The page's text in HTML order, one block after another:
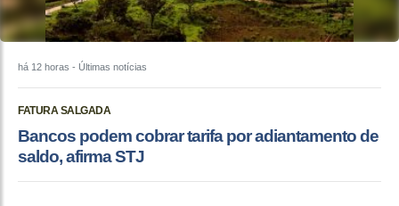
há 12 horas - Últimas notícias
FATURA SALGADA
Bancos podem cobrar tarifa por adiantamento de
saldo, afirma STJ